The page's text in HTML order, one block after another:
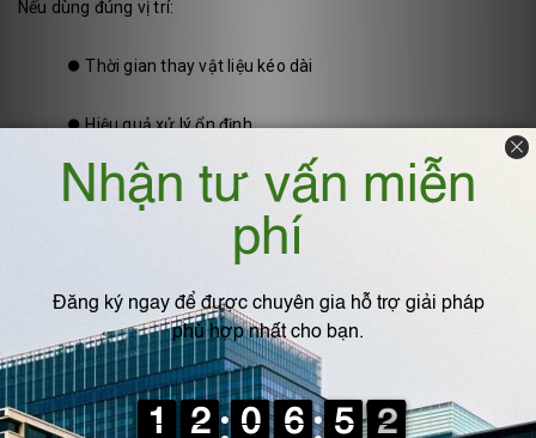
Nếu dùng đúng vị trí:
⏺️Thời gian thay vật liệu kéo dài
⏺️Hiệu quả xử lý ổn định
⏺️ Tổng chi phí vận hành giảm
Ngược lại, dùng hấp phụ cho xử lý thô gần như chắc chắn sẽ
5. Hấp phụ phù hợp để xử lý mùi và
VOCs còn sót lại
Sau các công đoạn xử lý chính, khí thải thường: